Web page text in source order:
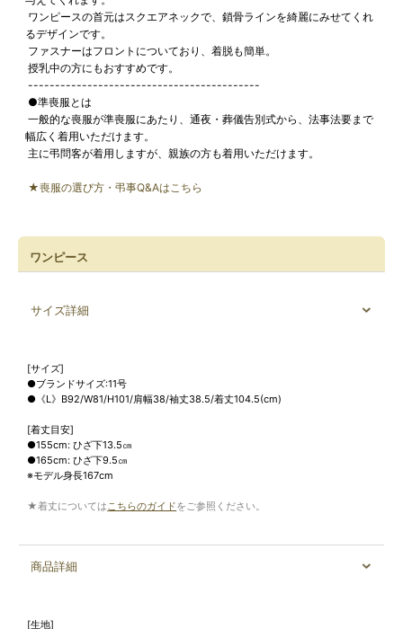
ワンピースの首元はスクエアネックで、鎖骨ラインを綺麗にみせてくれ
るデザインです。
ファスナーはフロントについており、着脱も簡単。
授乳中の方にもおすすめです。
-------------------------------------------
●準喪服とは
一般的な喪服が準喪服にあたり、通夜・葬儀告別式から、法事法要まで
幅広く着用いただけます。
主に弔問客が着用しますが、親族の方も着用いただけます。
★喪服の選び方・弔事Q&Aはこちら
ワンピース
サイズ詳細
[サイズ]
●ブランドサイズ:11号
●《L》B92/W81/H101/肩幅38/袖丈38.5/着丈104.5(cm)
[着丈目安]
●155cm: ひざ下13.5㎝
●165cm: ひざ下9.5㎝
※モデル身長167cm
★着丈についてはこちらのガイドをご参照ください。
商品詳細
[生地]